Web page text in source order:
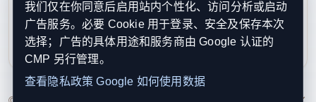
contact@xinouzhou.com
服务支持、版权与合作：工作日优先处理站务、投稿与权
利通知
我们仅在你同意后启用站内个性化、访问分析或启动
广告服务。必要 Cookie 用于登录、安全及保存本次
选择；广告的具体用途和服务商由 Google 认证的
CMP 另行管理。
查看隐私政策 Google 如何使用数据